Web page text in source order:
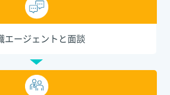
エージェントと面談